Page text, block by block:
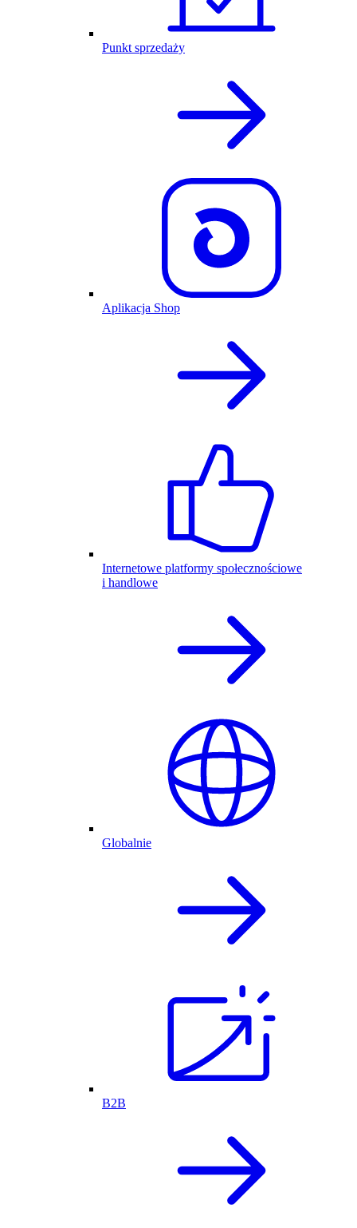
Punkt sprzedaży
Aplikacja Shop
Internetowe platformy społecznościowe
i handlowe
Globalnie
B2B